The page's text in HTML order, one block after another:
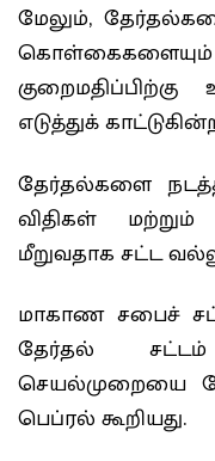
மேலும்,
எடுத்துக்
தேர்தல்களை
விதிகள்
மீறுவதாக சட்ட
மாகாண சபைச்
தேர்தல் சட்டம்
செயல்முறையை
பெப்ரல் கூறியது.